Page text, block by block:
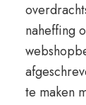
naheffing
te maken